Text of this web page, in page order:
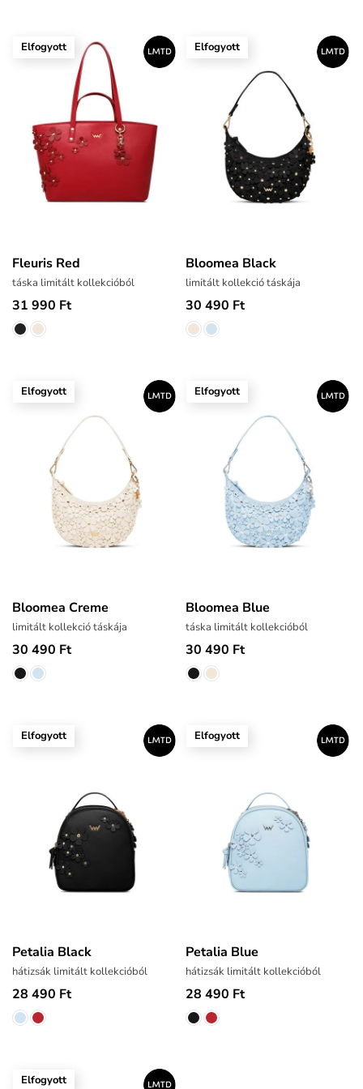
Elfogyott
Fleuris Red
táska limitált kollekcióból
31 990 Ft
Elfogyott
Bloomea Black
limitált kollekció táskája
30 490 Ft
Elfogyott
Bloomea Creme
limitált kollekció táskája
30 490 Ft
Elfogyott
Bloomea Blue
táska limitált kollekcióból
30 490 Ft
Elfogyott
Petalia Black
hátizsák limitált kollekcióból
28 490 Ft
Elfogyott
Petalia Blue
hátizsák limitált kollekcióból
28 490 Ft
Elfogyott